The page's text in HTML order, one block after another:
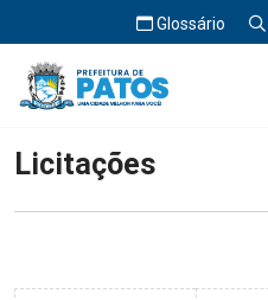
Glossário
Início Licitações
Licitações